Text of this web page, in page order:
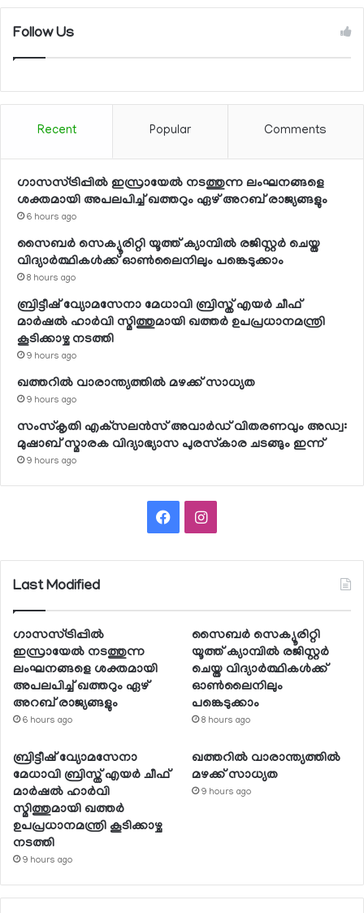
Follow Us
Recent Popular Comments
ഗാസസ്ട്രിപ്പില്‍ ഇസ്രായേല്‍ നടത്തുന്ന ലംഘനങ്ങളെ
ശക്തമായി അപലപിച്ച് ഖത്തറും ഏഴ് അറബ് രാജ്യങ്ങളും
6 hours ago
സൈബര്‍ സെക്യൂരിറ്റി യൂത്ത് ക്യാമ്പില്‍ രജിസ്റ്റര്‍ ചെയ്ത
വിദ്യാര്‍ത്ഥികള്‍ക്ക് ഓണ്‍ലൈനിലും പങ്കെടുക്കാം
8 hours ago
ബ്രിട്ടീഷ് വ്യോമസേനാ മേധാവി ബ്രിസ്ത് എയര്‍ ചീഫ്
മാര്‍ഷല്‍ ഹാര്‍വി സ്മിത്തുമായി ഖത്തര്‍ ഉപപ്രധാനമന്ത്രി
കൂടിക്കാഴ്ച നടത്തി
9 hours ago
ഖത്തറില്‍ വാരാന്ത്യത്തില്‍ മഴക്ക് സാധ്യത
9 hours ago
സംസ്‌കൃതി എക്‌സലന്‍സ് അവാര്‍ഡ് വിതരണവും അഡ്വ:
മുഷാബ് സ്മാരക വിദ്യാഭ്യാസ പുരസ്‌കാര ചടങ്ങും ഇന്ന്
9 hours ago
FacebookInstagram
Last Modified
ഗാസസ്ട്രിപ്പില്‍
ഇസ്രായേല്‍ നടത്തുന്ന
ലംഘനങ്ങളെ ശക്തമായി
അപലപിച്ച് ഖത്തറും ഏഴ്
അറബ് രാജ്യങ്ങളും
6 hours ago
സൈബര്‍ സെക്യൂരിറ്റി
യൂത്ത് ക്യാമ്പില്‍ രജിസ്റ്റര്‍
ചെയ്ത വിദ്യാര്‍ത്ഥികള്‍ക്ക്
ഓണ്‍ലൈനിലും
പങ്കെടുക്കാം
8 hours ago
ബ്രിട്ടീഷ് വ്യോമസേനാ
മേധാവി ബ്രിസ്ത് എയര്‍ ചീഫ്
മാര്‍ഷല്‍ ഹാര്‍വി
സ്മിത്തുമായി ഖത്തര്‍
ഉപപ്രധാനമന്ത്രി കൂടിക്കാഴ്ച
നടത്തി
9 hours ago
ഖത്തറില്‍ വാരാന്ത്യത്തില്‍
മഴക്ക് സാധ്യത
9 hours ago